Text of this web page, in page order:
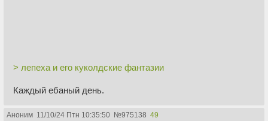
> лепеха и его куколдские фантазии
Каждый ебаный день.
Аноним 11/10/24 Птн 10:35:50 №975138 49